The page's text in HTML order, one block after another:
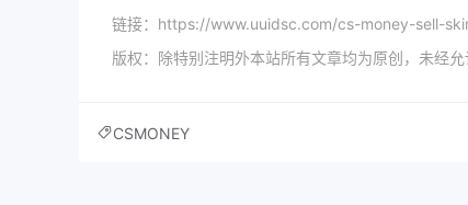
链接：https://www.uuidsc.com/cs-money-sell-
版权：除特别注明外本站所有文章均为原创，未经允
CSMONEY